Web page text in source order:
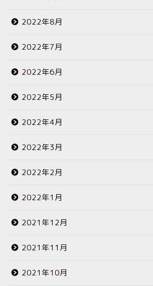
2022年8月
2022年7月
2022年6月
2022年5月
2022年4月
2022年3月
2022年2月
2022年1月
2021年12月
2021年11月
2021年10月